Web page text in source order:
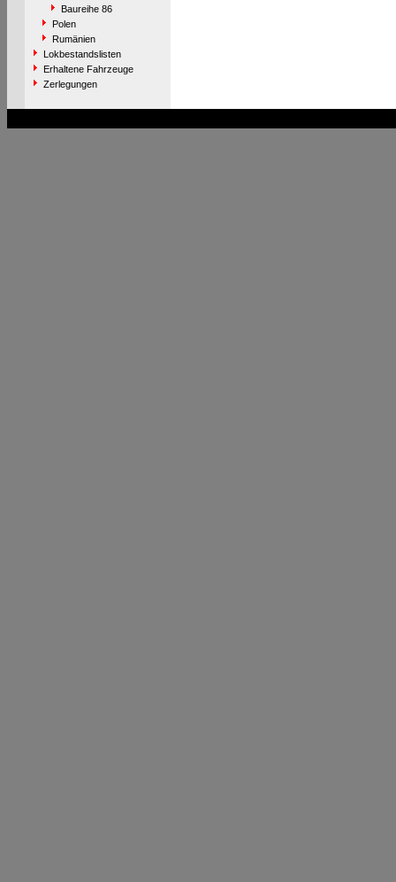
Baureihe 86
Polen
Rumänien
Lokbestandslisten
Erhaltene Fahrzeuge
Zerlegungen